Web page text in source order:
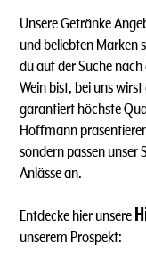
Unsere Getränke
und beliebten Marken
du auf der Suche nach
Wein bist, bei uns
garantiert höchste
Hoffmann
sondern passen unser
Anlässe an.
Entdecke hier unsere
unserem Prospekt: